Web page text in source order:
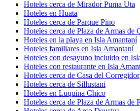
Hoteles cerca de Mirador Puma Uta
Hoteles en Huata
Hoteles cerca de Parque Pino
Hoteles cerca de Plaza de Armas de
Hoteles en la playa en Isla Amantaní
Hoteles familiares en Isla Amantaní
Hoteles con desayuno incluido en
Hoteles con restaurante en Isla
Hoteles cerca de Casa del Corregidor
Hoteles cerca de Sillustani
Hoteles en Luquina Chico
Hoteles cerca de Plaza de Armas de